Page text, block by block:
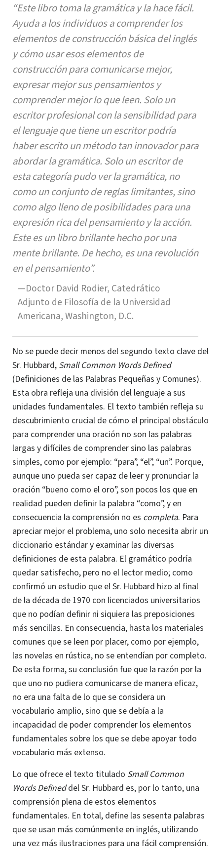
“Este libro toma la gramática y la hace fácil.
Ayuda a los individuos a comprender los
elementos de construcción básica del inglés
y cómo usar esos elementos de
construcción para comunicarse mejor,
expresar mejor sus pensamientos y
comprender mejor lo que leen. Solo un
escritor profesional con la sensibilidad para
el lenguaje que tiene un escritor podría
haber escrito un método tan innovador para
abordar la gramática. Solo un escritor de
esta categoría pudo ver la gramática, no
como un conjunto de reglas limitantes, sino
como algo lleno de posibilidades para una
expresión rica del pensamiento y la acción.
Este es un libro brillante hecho por una
mente brillante. De hecho, es una revolución
en el pensamiento”.
—Doctor David Rodier, Catedrático
Adjunto de Filosofía de la Universidad
Americana, Washington, D.C.
No se puede decir menos del segundo texto clave del
Sr. Hubbard, Small Common Words Defined
(Definiciones de las Palabras Pequeñas y Comunes).
Esta obra refleja una división del lenguaje a sus
unidades fundamentales. El texto también refleja su
descubrimiento crucial de cómo el principal obstáculo
para comprender una oración no son las palabras
largas y difíciles de comprender sino las palabras
simples, como por ejemplo: “para”, “el”, “un”. Porque,
aunque uno pueda ser capaz de leer y pronunciar la
oración “bueno como el oro”, son pocos los que en
realidad pueden definir la palabra “como”, y en
consecuencia la comprensión no es completa. Para
apreciar mejor el problema, uno solo necesita abrir un
diccionario estándar y examinar las diversas
definiciones de esta palabra. El gramático podría
quedar satisfecho, pero no el lector medio; como
confirmó un estudio que elSr. Hubbard hizo al final
de la década de 1970 con licenciados universitarios
que no podían definir ni siquiera las preposiciones
más sencillas. En consecuencia, hasta los materiales
comunes que se leen por placer, como por ejemplo,
las novelas en rústica, no se entendían por completo.
De esta forma, su conclusión fue que la razón por la
que uno no pudiera comunicarse de manera eficaz,
no era una falta de lo que se considera un
vocabulario amplio, sino que se debía a la
incapacidad de poder comprender los elementos
fundamentales sobre los que se debe apoyar todo
vocabulario más extenso.
Lo que ofrece el texto titulado Small Common
Words Defineddel Sr. Hubbard es, por lo tanto, una
comprensión plena de estos elementos
fundamentales. En total, define las sesenta palabras
que se usan más comúnmente en inglés, utilizando
una vez más ilustraciones para una fácil comprensión.